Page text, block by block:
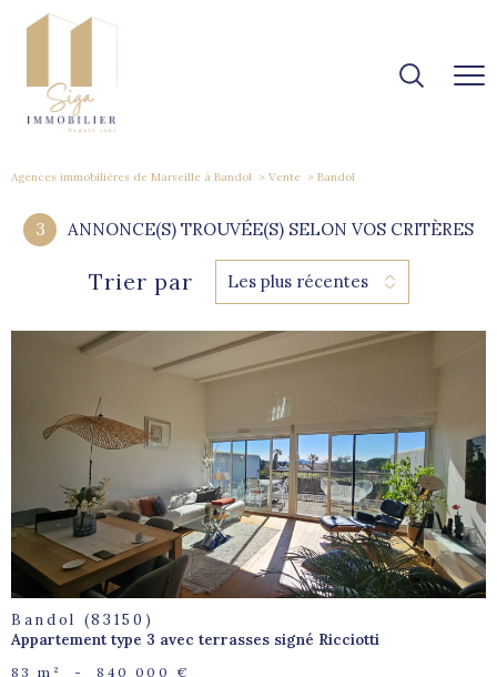
Agences immobilières de Marseille à Bandol Vente Bandol
3 ANNONCE(S) TROUVÉE(S) SELON VOS CRITÈRES
Trier par Les plus récentes
voir le
bien
Bandol (83150)
Appartement type 3 avec terrasses signé Ricciotti
83 m² - 840 000 €